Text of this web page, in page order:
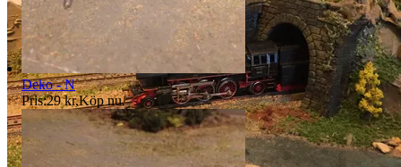
Deko - N
Pris:29 kr,Köp nu.